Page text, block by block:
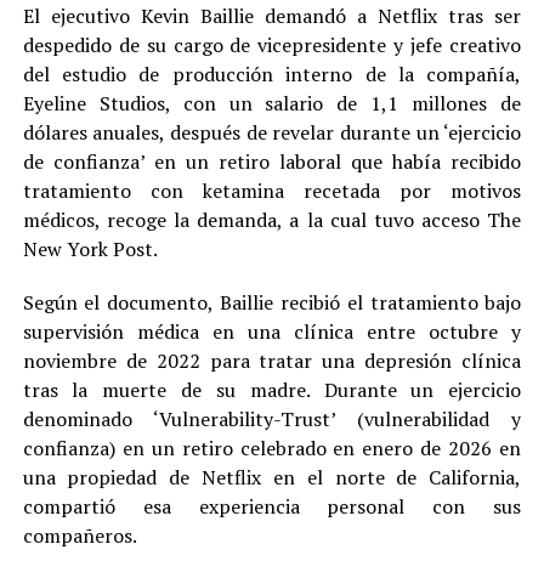
El ejecutivo Kevin Baillie demandó a Netflix tras ser
despedido de su cargo de vicepresidente y jefe creativo
del estudio de producción interno de la compañía,
Eyeline Studios, con un salario de 1,1 millones de
dólares anuales, después de revelar durante un ‘ejercicio
de confianza’ en un retiro laboral que había recibido
tratamiento con ketamina recetada por motivos
médicos, recoge la demanda, a la cual tuvo acceso The
New York Post.
Según el documento, Baillie recibió el tratamiento bajo
supervisión médica en una clínica entre octubre y
noviembre de 2022 para tratar una depresión clínica
tras la muerte de su madre. Durante un ejercicio
denominado ‘Vulnerability-Trust’ (vulnerabilidad y
confianza) en un retiro celebrado en enero de 2026 en
una propiedad de Netflix en el norte de California,
compartió esa experiencia personal con sus
compañeros.